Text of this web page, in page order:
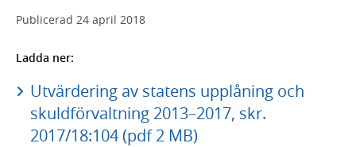
Publicerad 24 april 2018
Ladda ner:
Utvärdering av statens upplåning och
skuldförvaltning 2013–2017, skr.
2017/18:104 (pdf 2 MB)